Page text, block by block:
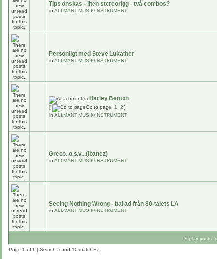
Tips önskas - liten stereorigg - två combos?
in ALLMÄNT MUSIK/INSTRUMENT
Personligt med Steve Lukather
in ALLMÄNT MUSIK/INSTRUMENT
Harley Benton
[ Go to page: 1 2 ]
in ALLMÄNT MUSIK/INSTRUMENT
Greco..o.s.v...(Ibanez)
in ALLMÄNT MUSIK/INSTRUMENT
Seeing Nothing Wrong - ballad från 80-talets LA
in ALLMÄNT MUSIK/INSTRUMENT
Display posts
Page 1 of 1 [ Search found 10 matches ]